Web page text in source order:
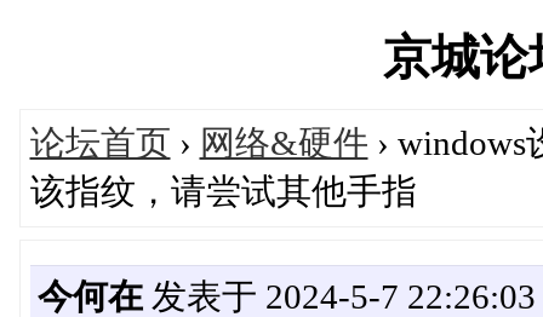
京城
论坛首页 › 网络&硬件 ›
该指纹，请尝试其他手指
今何在发表于 2024-5-7 22:26:03